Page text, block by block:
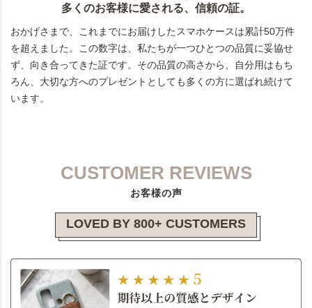
多くのお客様に愛される、信頼の証。
おかげさまで、これまでにお届けしたスマホケースは累計50万件
を超えました。この数字は、私たちが一つひとつの品質に妥協せ
ず、向き合ってきた証です。その品質の高さから、自分用はもち
ろん、大切な方へのプレゼントとしても多くの方に選ばれ続けて
います。
CUSTOMER REVIEWS
お客様の声
LOVED BY 800+ CUSTOMERS